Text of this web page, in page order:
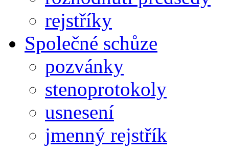
rejstříky
Společné schůze
pozvánky
stenoprotokoly
usnesení
jmenný rejstřík